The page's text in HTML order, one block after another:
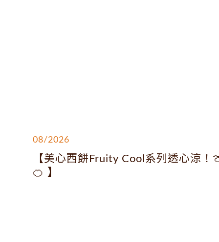
08/2026
【美心西餅Fruity Cool系列透心涼！
🍊 】